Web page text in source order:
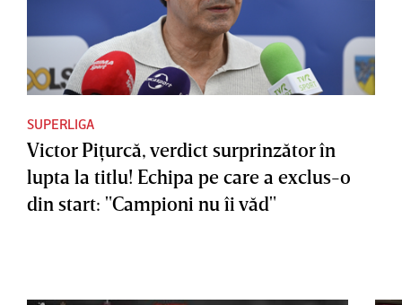
SUPERLIGA
Victor Piţurcă, verdict surprinzător în
lupta la titlu! Echipa pe care a exclus-o
din start: "Campioni nu îi văd"